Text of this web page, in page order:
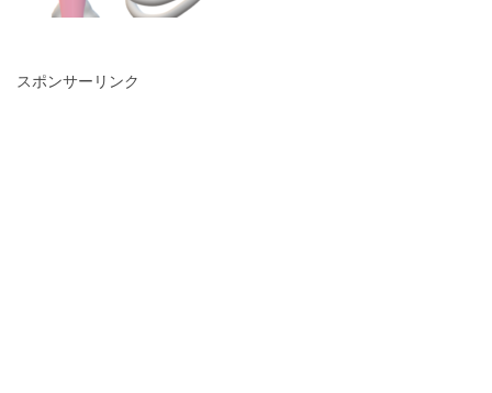
スポンサーリンク